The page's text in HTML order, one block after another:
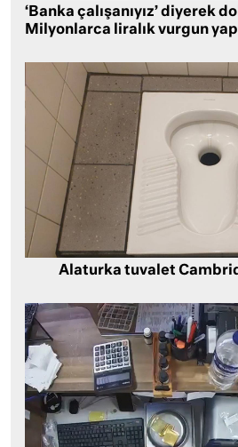
‘Banka çalışanıyız’ diyerek
Milyonlarca liralık vurgun
Alaturka tuvalet